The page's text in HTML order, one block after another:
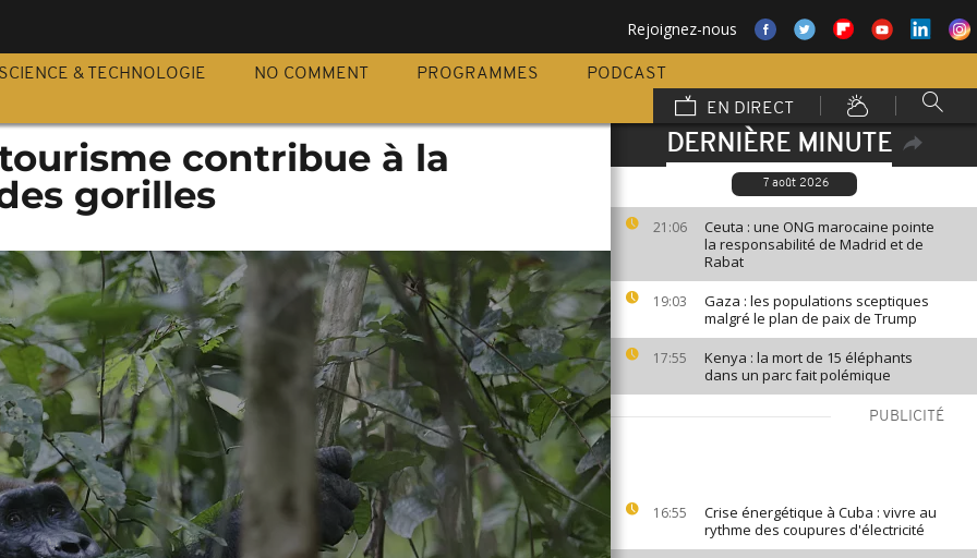
Rejoignez-nous
SCIENCE & TECHNOLOGIE NO COMMENT PROGRAMMES
PODCAST
EN DIRECT
DERNIÈRE MINUTE
7 août 2026
21:06
Ceuta : une ONG marocaine pointe
la responsabilité de Madrid et de
Rabat
19:03
Gaza : les populations sceptiques
malgré le plan de paix de Trump
17:55
Kenya : la mort de 15 éléphants
dans un parc fait polémique
PUBLICITÉ
16:55
Crise énergétique à Cuba : vivre au
rythme des coupures d'électricité
contribue à la
gorilles